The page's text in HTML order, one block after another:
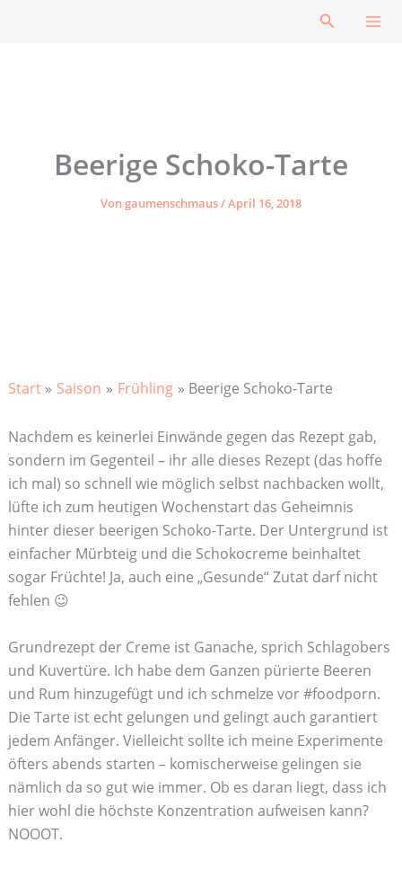
Suchen
Beerige Schoko-Tarte
Vongaumenschmaus/April 16, 2018
Start Saison Frühling Beerige Schoko-Tarte
Nachdem es keinerlei Einwände gegen das Rezept gab,
sondern im Gegenteil – ihr alle dieses Rezept (das hoffe
ich mal) so schnell wie möglich selbst nachbacken wollt,
lüfte ich zum heutigen Wochenstart das Geheimnis
hinter dieser beerigen Schoko-Tarte. Der Untergrund ist
einfacher Mürbteig und die Schokocreme beinhaltet
sogar Früchte! Ja, auch eine „Gesunde“ Zutat darf nicht
fehlen 😉
Grundrezept der Creme ist Ganache, sprich Schlagobers
und Kuvertüre. Ich habe dem Ganzen pürierte Beeren
und Rum hinzugefügt und ich schmelze vor #foodporn.
Die Tarte ist echt gelungen und gelingt auch garantiert
jedem Anfänger. Vielleicht sollte ich meine Experimente
öfters abends starten – komischerweise gelingen sie
nämlich da so gut wie immer. Ob es daran liegt, dass ich
hier wohl die höchste Konzentration aufweisen kann?
NOOOT.